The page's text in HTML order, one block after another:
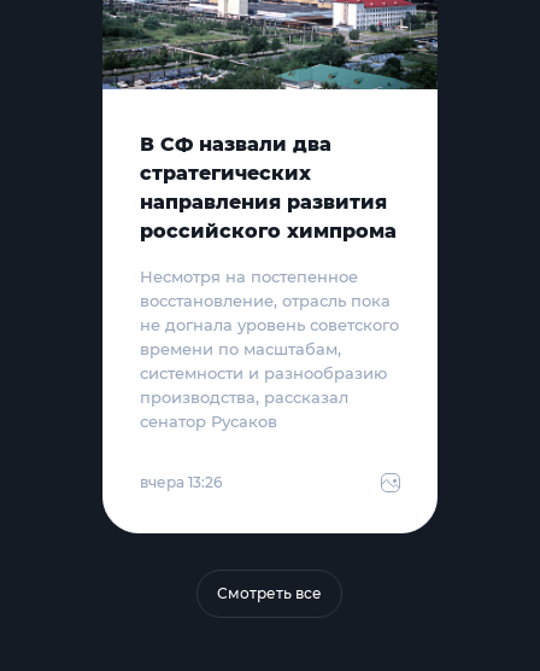
В СФ назвали два
стратегических
направления развития
российского химпрома
Несмотря на постепенное
восстановление, отрасль пока
не догнала уровень советского
времени по масштабам,
системности и разнообразию
производства, рассказал
сенатор Русаков
вчера 13:26
Смотреть все